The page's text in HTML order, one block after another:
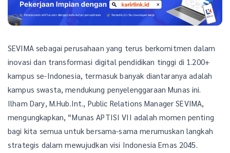
SEVIMA sebagai perusahaan yang terus berkomitmen dalam
inovasi dan transformasi digital pendidikan tinggi di 1.200+
kampus se-Indonesia, termasuk banyak diantaranya adalah
kampus swasta, mendukung penyelenggaraan Munas ini.
Ilham Dary, M.Hub.Int., Public Relations Manager SEVIMA,
mengungkapkan, “Munas APTISI VII adalah momen penting
bagi kita semua untuk bersama-sama merumuskan langkah
strategis dalam mewujudkan visi Indonesia Emas 2045.